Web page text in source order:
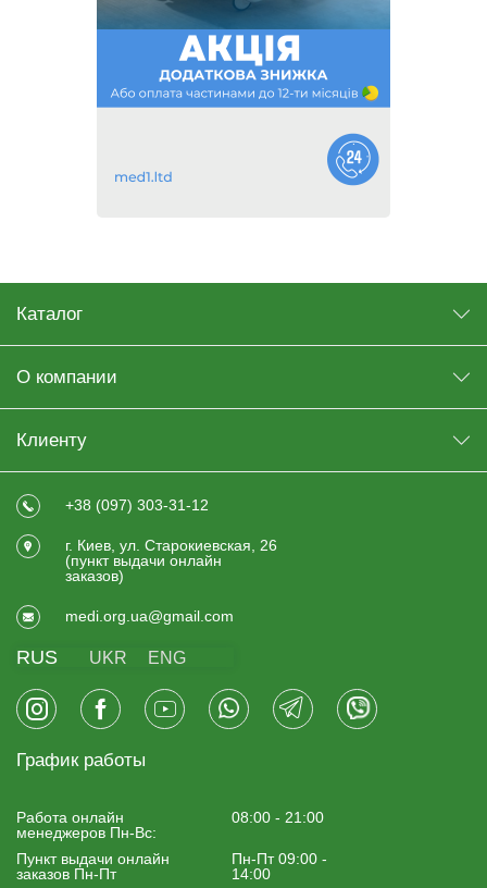
Каталог
О компании
Клиенту
+38 (097) 303-31-12
г. Киев, ул. Старокиевская, 26
(пункт выдачи онлайн
заказов)
medi.org.ua@gmail.com
RUS UKR ENG
График работы
Работа онлайн
менеджеров Пн-Вс:
08:00 - 21:00
Пункт выдачи онлайн
заказов Пн-Пт
Пн-Пт 09:00 -
14:00